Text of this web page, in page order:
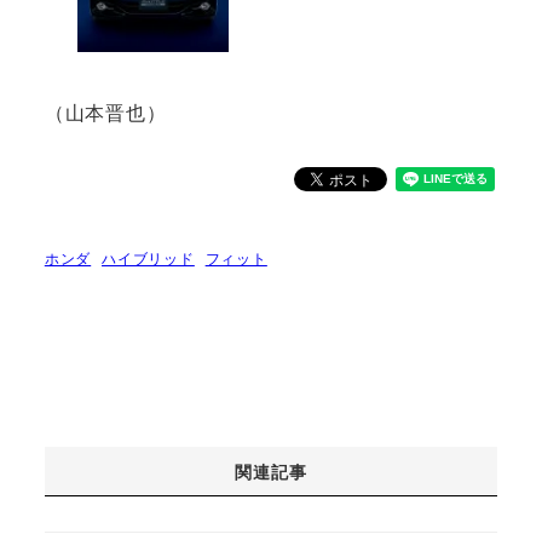
（山本晋也）
ホンダ ハイブリッド フィット
関連記事